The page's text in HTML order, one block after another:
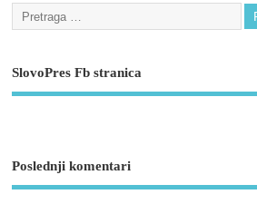
SlovoPres Fb stranica
Poslednji komentari